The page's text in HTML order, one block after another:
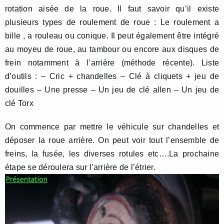
rotation aisée de la roue. Il faut savoir qu’il existe
plusieurs types de roulement de roue : Le roulement a
bille , a rouleau ou conique. Il peut également être intégré
au moyeu de roue, au tambour ou encore aux disques de
frein notamment à l’arrière (méthode récente). Liste
d’outils : – Cric + chandelles – Clé à cliquets + jeu de
douilles – Une presse – Un jeu de clé allen – Un jeu de
clé Torx
On commence par mettre le véhicule sur chandelles et
déposer la roue arrière. On peut voir tout l’ensemble de
freins, la fusée, les diverses rotules etc….La prochaine
étape se déroulera sur l’arrière de l’étrier.